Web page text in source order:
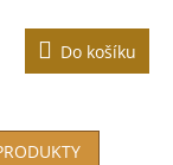
Do košíku